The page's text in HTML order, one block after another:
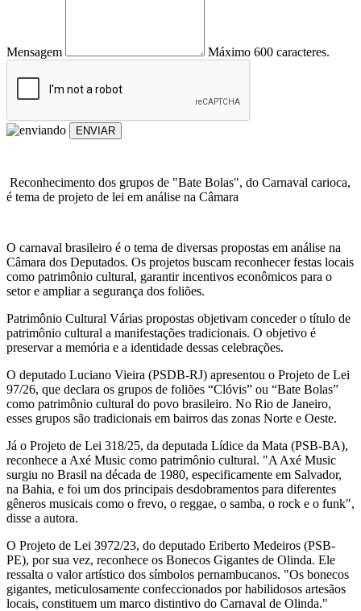
Mensagem Máximo 600 caracteres.
ENVIAR
Reconhecimento dos grupos de "Bate Bolas", do Carnaval carioca,
é tema de projeto de lei em análise na Câmara
O carnaval brasileiro é o tema de diversas propostas em análise na
Câmara dos Deputados. Os projetos buscam reconhecer festas locais
como patrimônio cultural, garantir incentivos econômicos para o
setor e ampliar a segurança dos foliões.
Patrimônio Cultural Várias propostas objetivam conceder o título de
patrimônio cultural a manifestações tradicionais. O objetivo é
preservar a memória e a identidade dessas celebrações.
O deputado Luciano Vieira (PSDB-RJ) apresentou o Projeto de Lei
97/26, que declara os grupos de foliões “Clóvis” ou “Bate Bolas”
como patrimônio cultural do povo brasileiro. No Rio de Janeiro,
esses grupos são tradicionais em bairros das zonas Norte e Oeste.
Já o Projeto de Lei 318/25, da deputada Lídice da Mata (PSB-BA),
reconhece a Axé Music como patrimônio cultural. "A Axé Music
surgiu no Brasil na década de 1980, especificamente em Salvador,
na Bahia, e foi um dos principais desdobramentos para diferentes
gêneros musicais como o frevo, o reggae, o samba, o rock e o funk",
disse a autora.
O Projeto de Lei 3972/23, do deputado Eriberto Medeiros (PSB-
PE), por sua vez, reconhece os Bonecos Gigantes de Olinda. Ele
ressalta o valor artístico dos símbolos pernambucanos. "Os bonecos
gigantes, meticulosamente confeccionados por habilidosos artesãos
locais, constituem um marco distintivo do Carnaval de Olinda."